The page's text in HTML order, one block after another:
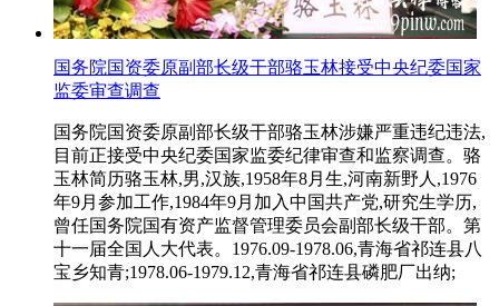
国务院国资委原副部长级干部骆玉林接受中央纪委国家
监委审查调查
国务院国资委原副部长级干部骆玉林涉嫌严重违纪违法,
目前正接受中央纪委国家监委纪律审查和监察调查。骆
玉林简历骆玉林,男,汉族,1958年8月生,河南新野人,1976
年9月参加工作,1984年9月加入中国共产党,研究生学历,
曾任国务院国有资产监督管理委员会副部长级干部。第
十一届全国人大代表。1976.09-1978.06,青海省祁连县八
宝乡知青;1978.06-1979.12,青海省祁连县磷肥厂出纳;